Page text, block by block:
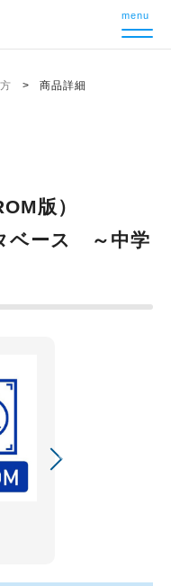
menu
商品詳細
版）
ベース ～中学